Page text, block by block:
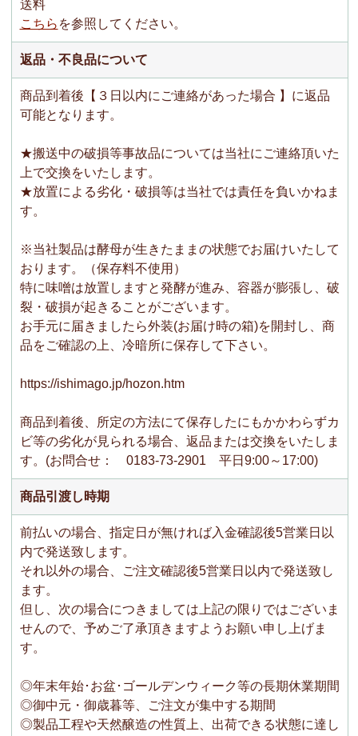
送料
こちら を参照してください。
返品・不良品について
商品到着後【３日以内にご連絡があった場合 】に返品
可能となります。
★搬送中の破損等事故品については当社にご連絡頂いた
上で交換をいたします。
★放置による劣化・破損等は当社では責任を負いかねま
す。
※当社製品は酵母が生きたままの状態でお届けいたして
おります。（保存料不使用）
特に味噌は放置しますと発酵が進み、容器が膨張し、破
裂・破損が起きることがございます。
お手元に届きましたら外装(お届け時の箱)を開封し、商
品をご確認の上、冷暗所に保存して下さい。
https://ishimago.jp/hozon.htm
商品到着後、所定の方法にて保存したにもかかわらずカ
ビ等の劣化が見られる場合、返品または交換をいたしま
す。(お問合せ： 0183-73-2901 平日9:00～17:00)
商品引渡し時期
前払いの場合、指定日が無ければ入金確認後5営業日以
内で発送致します。
それ以外の場合、ご注文確認後5営業日以内で発送致し
ます。
但し、次の場合につきましては上記の限りではございま
せんので、予めご了承頂きますようお願い申し上げま
す。
◎年末年始･お盆･ゴールデンウィーク等の長期休業期間
◎御中元・御歳暮等、ご注文が集中する期間
◎製品工程や天然醸造の性質上、出荷できる状態に達し